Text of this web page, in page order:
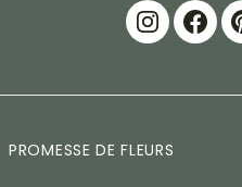
PROMESSE DE FLEURS